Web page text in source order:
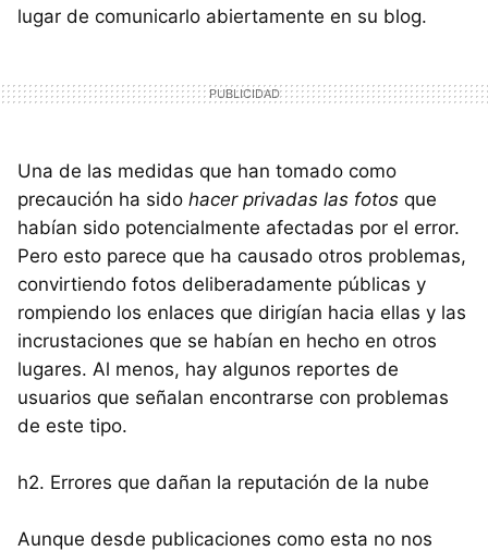
lugar de comunicarlo abiertamente en su blog.
Una de las medidas que han tomado como
precaución ha sido hacer privadas las fotos que
habían sido potencialmente afectadas por el error.
Pero esto parece que ha causado otros problemas,
convirtiendo fotos deliberadamente públicas y
rompiendo los enlaces que dirigían hacia ellas y las
incrustaciones que se habían en hecho en otros
lugares. Al menos, hay algunos reportes de
usuarios que señalan encontrarse con problemas
de este tipo.
h2. Errores que dañan la reputación de la nube
Aunque desde publicaciones como esta no nos